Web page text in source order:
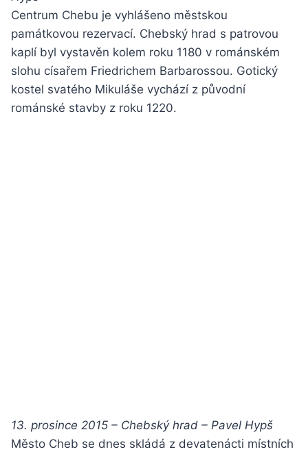
Centrum Chebu je vyhlášeno městskou
památkovou rezervací. Chebský hrad s patrovou
kaplí byl vystavěn kolem roku 1180 v románském
slohu císařem Friedrichem Barbarossou. Gotický
kostel svatého Mikuláše vychází z původní
románské stavby z roku 1220.
13. prosince 2015 – Chebský hrad – Pavel Hypš
Město Cheb se dnes skládá z devatenácti místních